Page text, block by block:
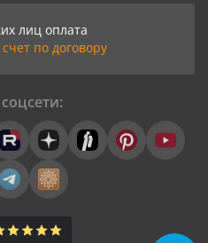
лиц оплата
по договору